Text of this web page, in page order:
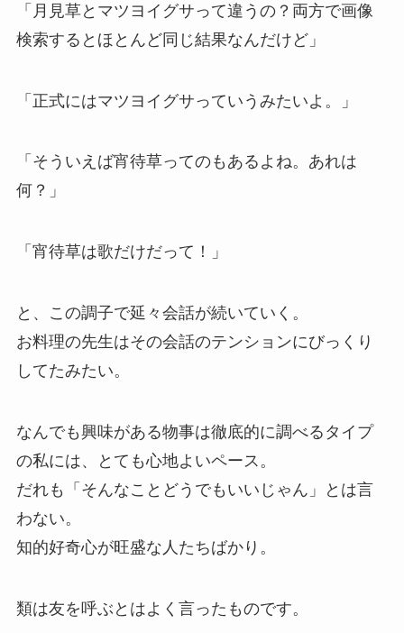
「月見草とマツヨイグサって違うの？両方で画像
検索するとほとんど同じ結果なんだけど」
「正式にはマツヨイグサっていうみたいよ。」
「そういえば宵待草ってのもあるよね。あれは
何？」
「宵待草は歌だけだって！」
と、この調子で延々会話が続いていく。
お料理の先生はその会話のテンションにびっくり
してたみたい。
なんでも興味がある物事は徹底的に調べるタイプ
の私には、とても心地よいペース。
だれも「そんなことどうでもいいじゃん」とは言
わない。
知的好奇心が旺盛な人たちばかり。
類は友を呼ぶとはよく言ったものです。